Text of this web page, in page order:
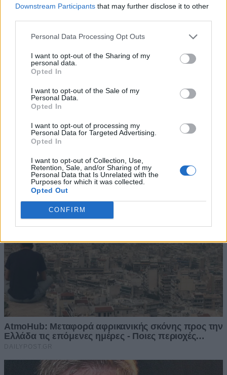
Downstream Participants that may further disclose it to other
Personal Data Processing Opt Outs
I want to opt-out of the Sharing of my
personal data.
Opted In
I want to opt-out of the Sale of my
Personal Data.
Opted In
I want to opt-out of processing my
Personal Data for Targeted Advertising.
Opted In
I want to opt-out of Collection, Use,
Retention, Sale, and/or Sharing of my
Personal Data that Is Unrelated with the
Purposes for which it was collected.
Opted Out
CONFIRM